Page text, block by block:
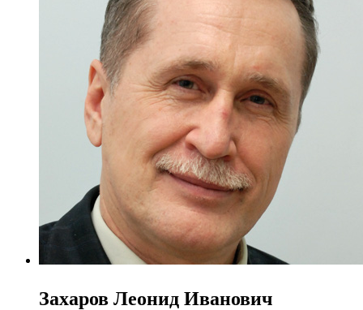
Захаров Леонид Иванович